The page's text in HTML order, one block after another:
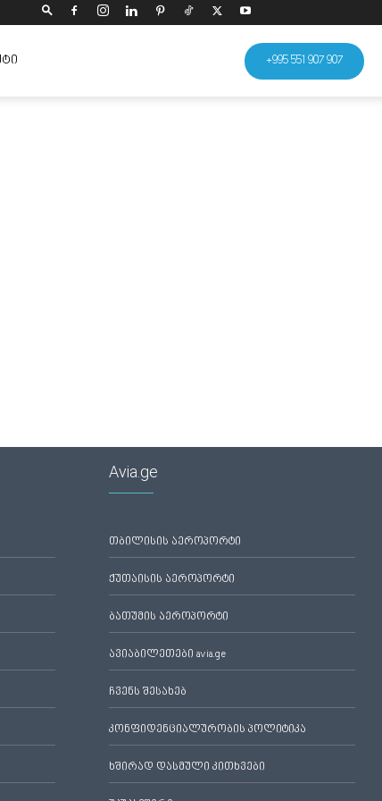
+995 551 907 907
Avia.ge
თბილისის აეროპორტი
ქუთაისის აეროპორტი
ბათუმის აეროპორტი
ავიაბილეთები avia.ge
ჩვენს შესახებ
კონფიდენციალურობის პოლიტიკა
ხშირად დასმული კითხვები